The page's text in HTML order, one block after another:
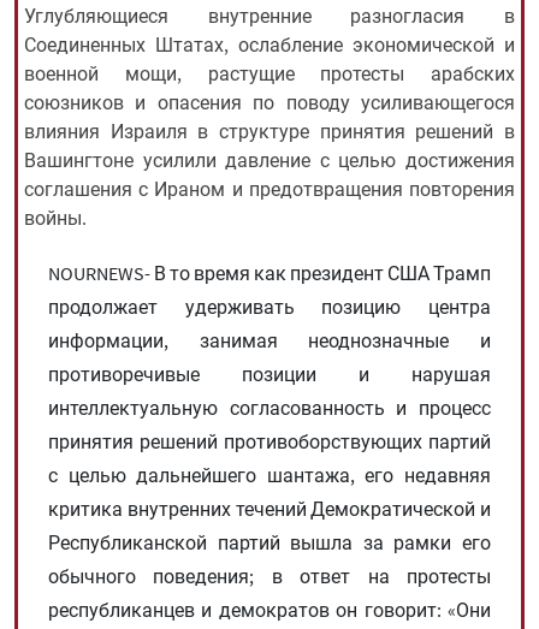
Углубляющиеся внутренние разногласия в
Соединенных Штатах, ослабление экономической и
военной мощи, растущие протесты арабских
союзников и опасения по поводу усиливающегося
влияния Израиля в структуре принятия решений в
Вашингтоне усилили давление с целью достижения
соглашения с Ираном и предотвращения повторения
войны.
NOURNEWS- В то время как президент США Трамп
продолжает удерживать позицию центра
информации, занимая неоднозначные и
противоречивые позиции и нарушая
интеллектуальную согласованность и процесс
принятия решений противоборствующих партий
с целью дальнейшего шантажа, его недавняя
критика внутренних течений Демократической и
Республиканской партий вышла за рамки его
обычного поведения; в ответ на протесты
республиканцев и демократов он говорит: «Они